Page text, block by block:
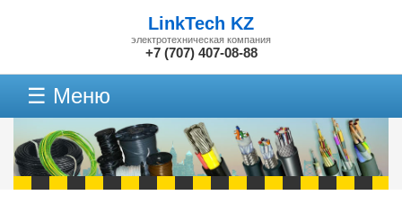
LinkTech KZ
электротехническая компания
+7 (707) 407-08-88
☰ Меню